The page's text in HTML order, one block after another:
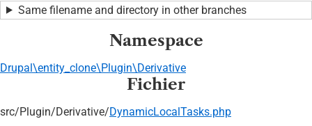
Same filename and directory in other branches
Namespace
Drupal\entity_clone\Plugin\Derivative
Fichier
src/Plugin/Derivative/DynamicLocalTasks.php